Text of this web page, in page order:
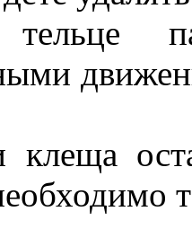
тельце
клеща